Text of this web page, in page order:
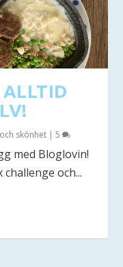
skönhet |5
med Bloglovin!
och...